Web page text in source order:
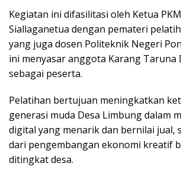
Kegiatan ini difasilitasi oleh Ketua
Siallaganetua dengan pemateri
yang juga dosen Politeknik Negeri
ini menyasar anggota Karang Taruna
sebagai peserta.
Pelatihan bertujuan meningkatkan
generasi muda Desa Limbung dalam
digital yang menarik dan bernilai jual,
dari pengembangan ekonomi kreatif
ditingkat desa.